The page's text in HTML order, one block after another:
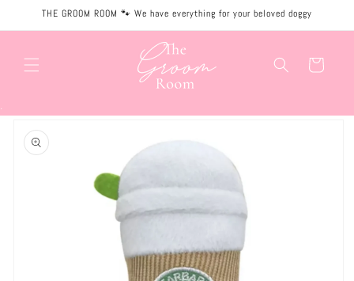
naar de
content
THE GROOM ROOM 🐾 We have everything for your beloved doggy
Winkelwagen
.